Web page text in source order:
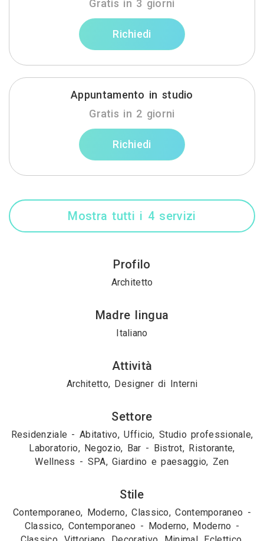
Gratis in 3 giorni
Richiedi
Appuntamento in studio
Gratis in 2 giorni
Richiedi
Mostra tutti i 4 servizi
Profilo
Architetto
Madre lingua
Italiano
Attività
Architetto, Designer di Interni
Settore
Residenziale - Abitativo, Ufficio, Studio professionale,
Laboratorio, Negozio, Bar - Bistrot, Ristorante,
Wellness - SPA, Giardino e paesaggio, Zen
Stile
Contemporaneo, Moderno, Classico, Contemporaneo -
Classico, Contemporaneo - Moderno, Moderno -